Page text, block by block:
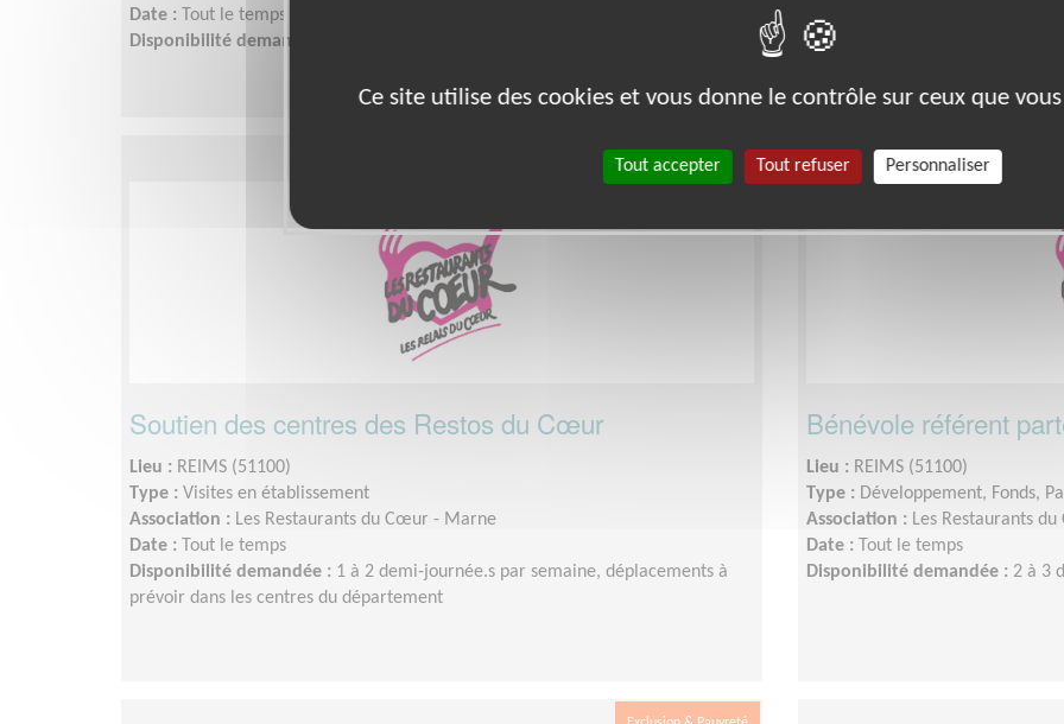
Date :
Tout le temps
Disponibilité demandée :
Exclusion & Pauvreté
Soutien des centres des Restos du Cœur
Lieu : REIMS (51100)
Type : Visites en établissement
Association : Les Restaurants du Cœur - Marne
Date :
Tout le temps
Disponibilité demandée : 1 à 2 demi-journée.s par semaine, déplacements à
prévoir dans les centres du département
Bénévole référent
Lieu : REIMS (51100)
Type : Développement, Fonds,
Association : Les Restaurants
Date :
Tout le temps
Disponibilité demandée : 2 à 3
Ce site utilise des cookies et vous donne le contrôle sur ceux que
Tout accepter Tout refuser Personnaliser